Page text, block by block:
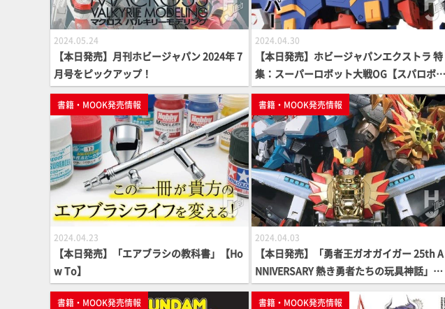
2024.05.24
【本日発売】月刊ホビージャパン 2024年 7
月号をピックアップ！
2024.04.30
【本日発売】ホビージャパンエクストラ 特
集：スーパーロボット大戦OG【スパロボO
G】
書籍・MOOK発売情報
2024.04.23
【本日発売】「エアブラシの教科書」【Ho
w To】
書籍・MOOK発売情報
2024.04.03
【本日発売】「勇者王ガオガイガー 25th A
NNIVERSARY 熱き勇者たちの玩具神話」
【勇者シリーズ】
書籍・MOOK発売情報 書籍・MOOK発売情報